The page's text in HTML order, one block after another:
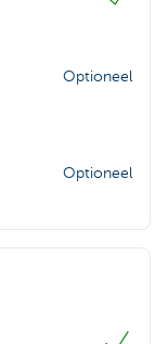
Optioneel
Optioneel